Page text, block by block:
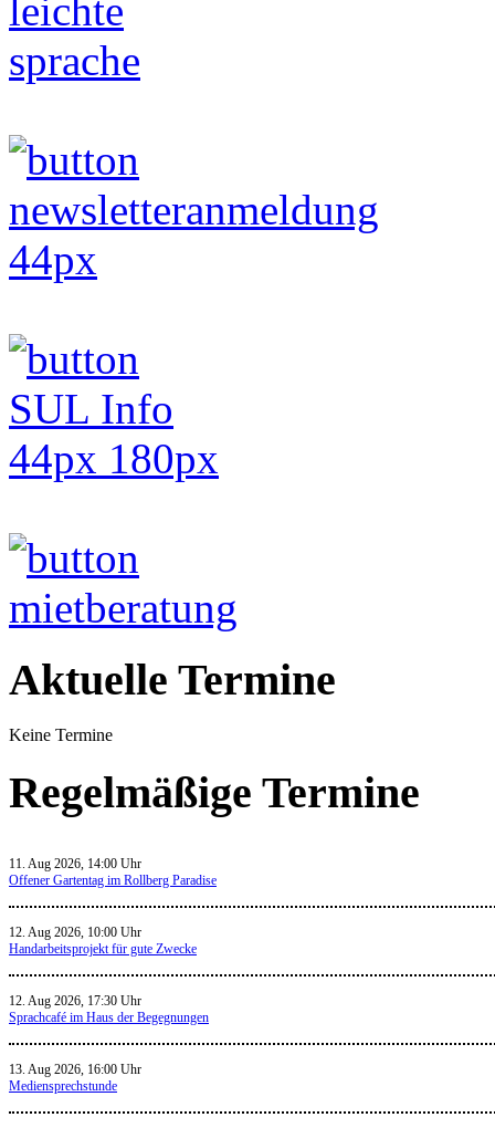
Aktuelle Termine
Keine Termine
Regelmäßige Termine
11. Aug 2026, 14:00 Uhr
Offener Gartentag im Rollberg Paradise
12. Aug 2026, 10:00 Uhr
Handarbeitsprojekt für gute Zwecke
12. Aug 2026, 17:30 Uhr
Sprachcafé im Haus der Begegnungen
13. Aug 2026, 16:00 Uhr
Mediensprechstunde